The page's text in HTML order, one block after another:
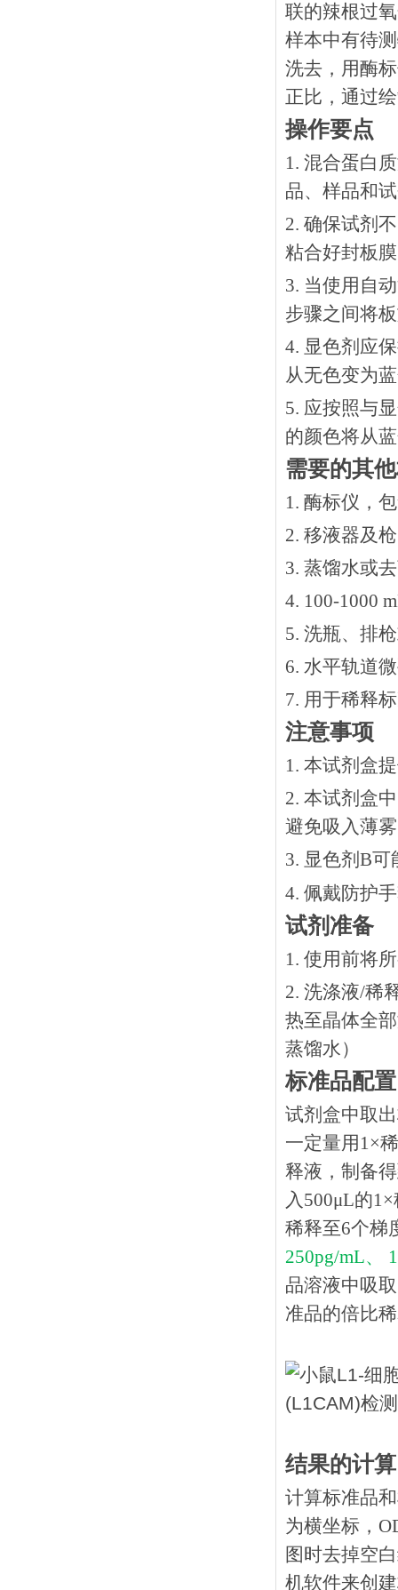
联的辣根过
样本中有待
洗去，用酶
正比，通过
操作要点
1. 混合蛋白
品、样品和
2. 确保试剂
粘合好封板
3. 当使用自
步骤之间将
4. 显色剂应
从无色变为
5. 应按照与
的颜色将从
需要的其
1. 酶标仪，
2. 移液器及
3. 蒸馏水或
4. 100-1000
5. 洗瓶、排
6. 水平轨道
7. 用于稀释
注意事项
1. 本试剂盒
2. 本试剂盒
避免吸入薄
3. 显色剂B
4. 佩戴防护
试剂准备
1. 使用前将
2. 洗涤液/稀
热⾄晶体全
蒸馏水）
标准品配置
试剂盒中取
一定量用1×
释液，制备
入500μL的
稀释至6个梯
250pg/mL、
品溶液中吸取
准品的倍比
结果的计算
计算标准品
为横坐标，
图时去掉空
机软件来创